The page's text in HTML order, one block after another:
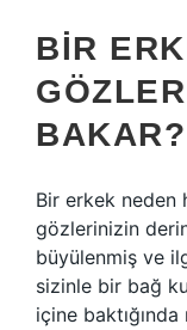
BIR
BAKAR?
Bir erkek neden
gözlerinizin
büyülenmiş ve
sizinle bir bağ
içine